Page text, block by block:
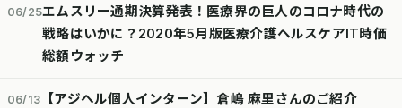
06/25エムスリー通期決算発表！医療界の巨人のコロナ時代の
戦略はいかに？2020年5月版医療介護ヘルスケアIT時価
総額ウォッチ
06/13 【アジヘル個人インターン】倉嶋 麻里さんのご紹介